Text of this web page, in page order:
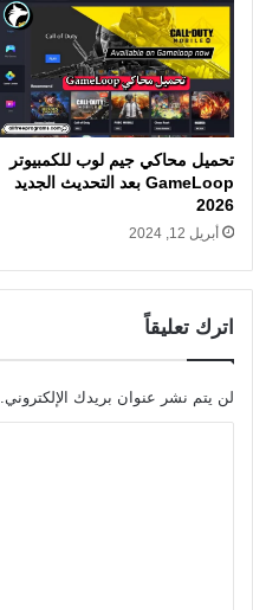
تحميل محاكي جيم لوب للكمبيوتر
GameLoop بعد التحديث الجديد
2026
أبريل 12, 2024
اترك تعليقاً
لن يتم نشر عنوان بريدك الإلكتروني.